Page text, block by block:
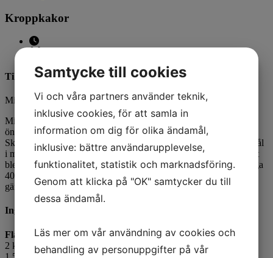
Kroppkakor
Tillagningsanvisning
Mixa samman ingredienserna till fläsksmeten väl.
Mixa ingredienserna till potatiskrämen. Använd en glasskopa i
önskvärd storlek, mindre om du vill göra delikatesskroppkakor.
Skopa upp potatisblandningen och skrapa av överflödet. Gör ett hål
i mitten med fingret och spritsa i fyllningen. Klicka ut bollen på ett
bleck och fortsätt tills smeten är slut. Grädda i kombiläge 60% ånga
40% värme 105 grader cirka 10-12 minuter. Kyl ner och styckfrys
gärna.
Ingredienser
Fläsk
2 kg
skinkpuré
Samtycke till cookies
Vi och våra partners använder teknik,
inklusive cookies, för att samla in
information om dig för olika ändamål,
inklusive: bättre användarupplevelse,
funktionalitet, statistik och marknadsföring.
Genom att klicka på "OK" samtycker du till
dessa ändamål.
Läs mer om vår användning av cookies och
behandling av personuppgifter på vår